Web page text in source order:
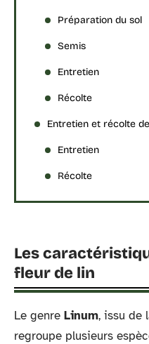
Préparation du sol
Semis
Entretien
Récolte
Entretien et récolte
Entretien
Récolte
Les
fleur de lin
Le genre Linum, issu de
regroupe plusieurs